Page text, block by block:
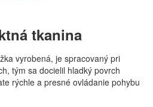
tkanina
vyrobená, je spracovaný pri
tým sa docielil hladký povrch
rýchle a presné ovládanie pohybu